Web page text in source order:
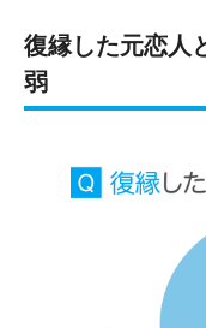
復縁した元恋人
弱